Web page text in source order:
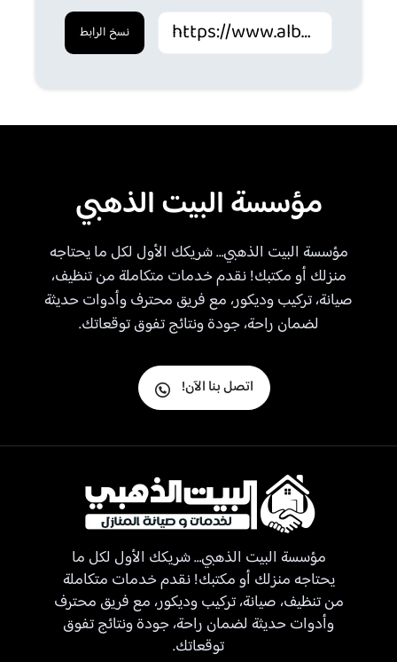
نسخ الرابط
مؤسسة البيت الذهبي
مؤسسة البيت الذهبي… شريكك الأول لكل ما يحتاجه
منزلك أو مكتبك! نقدم خدمات متكاملة من تنظيف،
صيانة، تركيب وديكور، مع فريق محترف وأدوات حديثة
لضمان راحة، جودة ونتائج تفوق توقعاتك.
اتصل بنا الآن!
مؤسسة البيت الذهبي… شريكك الأول لكل ما
يحتاجه منزلك أو مكتبك! نقدم خدمات متكاملة
من تنظيف، صيانة، تركيب وديكور، مع فريق محترف
وأدوات حديثة لضمان راحة، جودة ونتائج تفوق
توقعاتك.